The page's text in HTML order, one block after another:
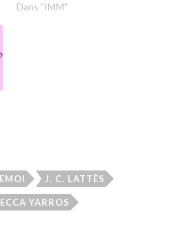
Dans "IMM"
J. C. LATTÈS
YARROS